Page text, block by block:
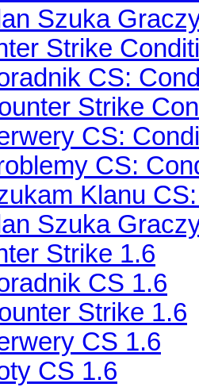
Szuka
Strike
CS:
Strike
CS:
CS:
Klanu
Szuka
Strike 1.6
CS 1.6
Strike 1.6
CS 1.6
CS 1.6